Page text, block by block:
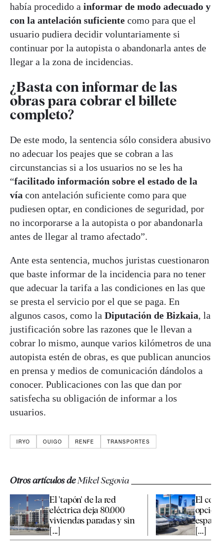
había procedido a informar de modo adecuado y
con la antelación suficiente como para que el
usuario pudiera decidir voluntariamente si
continuar por la autopista o abandonarla antes de
llegar a la zona de incidencias.
¿Basta con informar de las
obras para cobrar el billete
completo?
De este modo, la sentencia sólo considera abusivo
no adecuar los peajes que se cobran a las
circunstancias si a los usuarios no se les ha
“facilitado información sobre el estado de la
vía con antelación suficiente como para que
pudiesen optar, en condiciones de seguridad, por
no incorporarse a la autopista o por abandonarla
antes de llegar al tramo afectado”.
Ante esta sentencia, muchos juristas cuestionaron
que baste informar de la incidencia para no tener
que adecuar la tarifa a las condiciones en las que
se presta el servicio por el que se paga. En
algunos casos, como la Diputación de Bizkaia, la
justificación sobre las razones que le llevan a
cobrar lo mismo, aunque varios kilómetros de una
autopista estén de obras, es que publican anuncios
en prensa y medios de comunicación dándolos a
conocer. Publicaciones con las que dan por
satisfecha su obligación de informar a los
usuarios.
IRYO OUIGO RENFE TRANSPORTES
Otros artículos deMikel Segovia
El 'tapón' de la red
eléctrica deja 80.000
viviendas paradas y sin
[...]
El
[...]